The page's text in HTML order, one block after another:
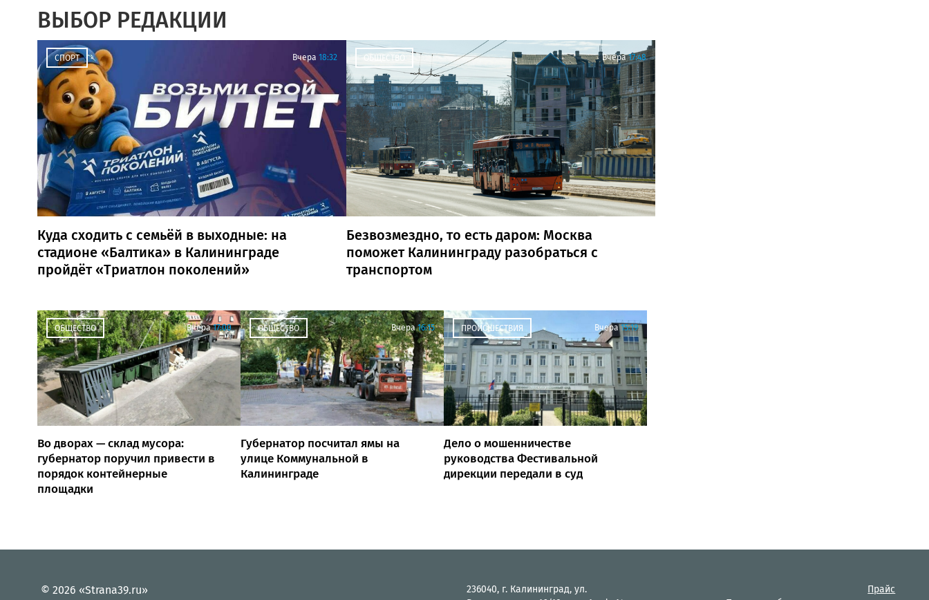
ВЫБОР РЕДАКЦИИ
СПОРТ Вчера 18:32
Куда сходить с семьёй в выходные: на
стадионе «Балтика» в Калининграде
пройдёт «Триатлон поколений»
ОБЩЕСТВО Вчера 17:48
Безвозмездно, то есть даром: Москва
поможет Калининграду разобраться с
транспортом
ОБЩЕСТВО Вчера 17:00
Во дворах — склад мусора:
губернатор поручил привести в
порядок контейнерные
площадки
ОБЩЕСТВО Вчера 16:15
Губернатор посчитал ямы на
улице Коммунальной в
Калининграде
ПРОИСШЕСТВИЯ Вчера 15:19
Дело о мошенничестве
руководства Фестивальной
дирекции передали в суд
© 2026 «Strana39.ru»
236040, г. Калининград, ул.
Прайс